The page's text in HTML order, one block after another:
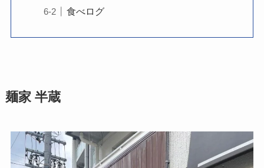
食べログ
麺家 半蔵